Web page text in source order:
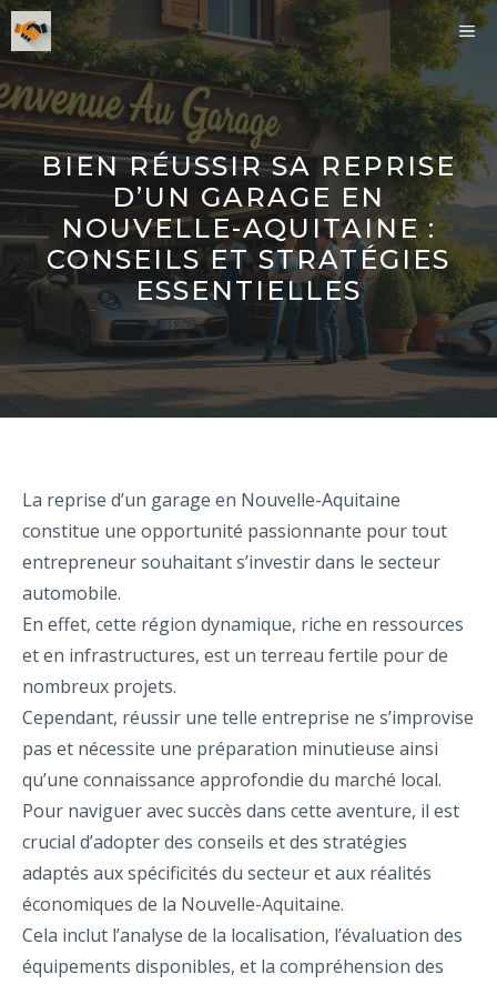
Aller
au
contenu
BIEN RÉUSSIR SA REPRISE
D’UN GARAGE EN
NOUVELLE-AQUITAINE :
CONSEILS ET STRATÉGIES
ESSENTIELLES
La reprise d’un garage en Nouvelle-Aquitaine
constitue une opportunité passionnante pour tout
entrepreneur souhaitant s’investir dans le secteur
automobile.
En effet, cette région dynamique, riche en ressources
et en infrastructures, est un terreau fertile pour de
nombreux projets.
Cependant, réussir une telle entreprise ne s’improvise
pas et nécessite une préparation minutieuse ainsi
qu’une connaissance approfondie du marché local.
Pour naviguer avec succès dans cette aventure, il est
crucial d’adopter des conseils et des stratégies
adaptés aux spécificités du secteur et aux réalités
économiques de la Nouvelle-Aquitaine.
Cela inclut l’analyse de la localisation, l’évaluation des
équipements disponibles, et la compréhension des